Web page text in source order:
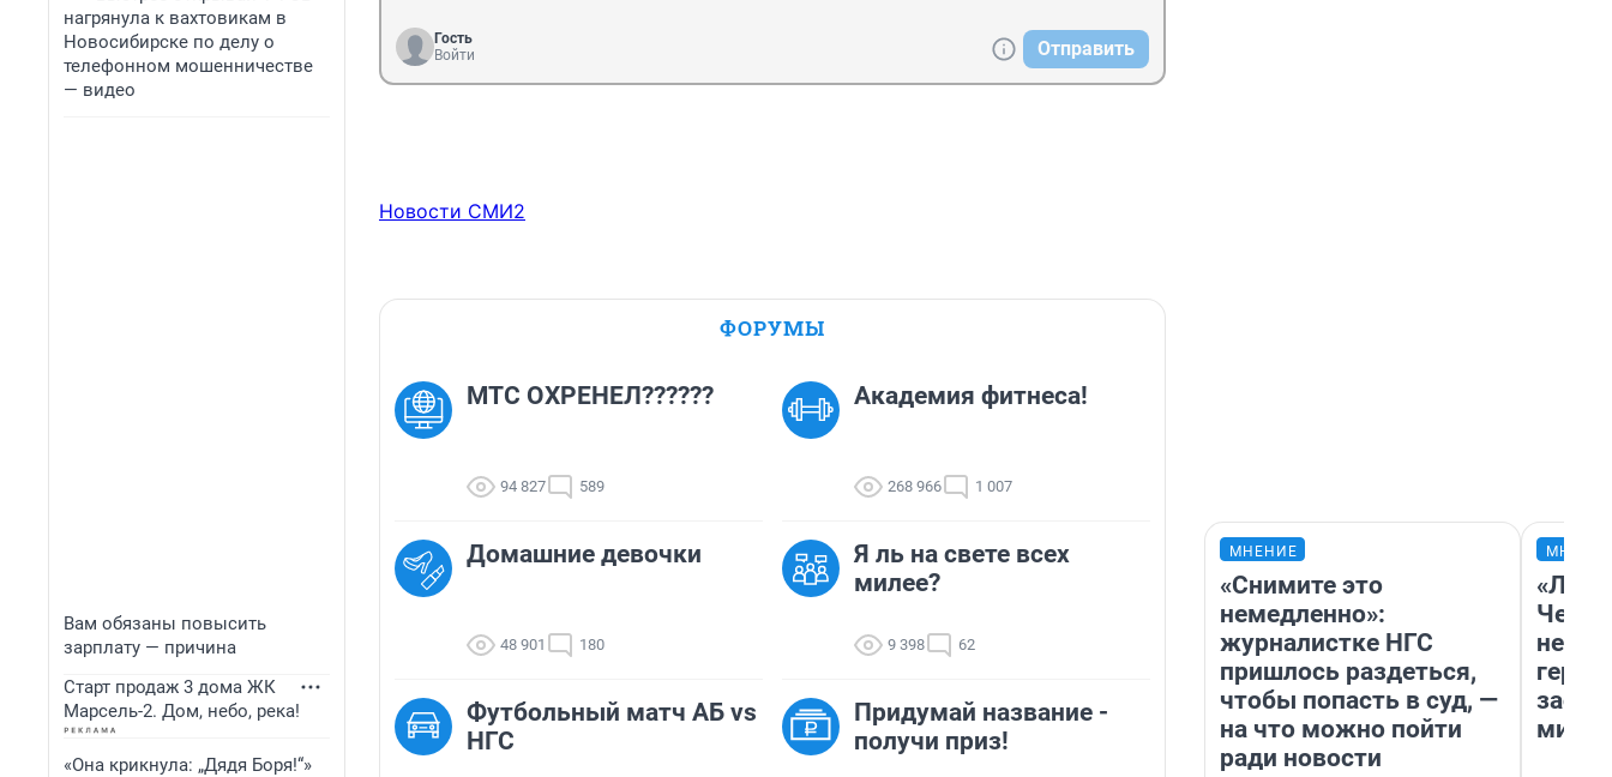
нагрянула к вахтовикам в
Новосибирске по делу о
телефонном мошенничестве
— видео
Вам обязаны повысить
зарплату — причина
Старт продаж 3 дома ЖК
Марсель-2. Дом, небо, река!
«Она крикнула: „Дядя Боря!“»
Гость
Войти
Отправить
Новости СМИ2
ФОРУМЫ
МТС ОХРЕНЕЛ??????
94 827 589
Академия фитнеса!
268 966 1 007
Домашние девочки
48 901 180
Я ль на свете всех
милее?
9 398 62
Футбольный матч АБ vs
НГС
Придумай название -
получи приз!
МНЕНИЕ
«Снимите это
немедленно»:
журналистке НГС
пришлось раздеться,
чтобы попасть в суд, —
на что можно пойти
ради новости
Чем
герои